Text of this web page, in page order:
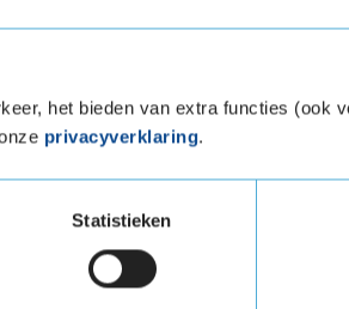
het bieden van extra functies (ook
privacyverklaring.
Statistieken
profiel
kunt rijden
is, maar ook